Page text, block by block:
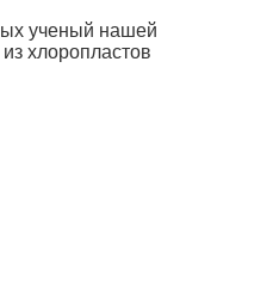
ученый нашей
хлоропластов